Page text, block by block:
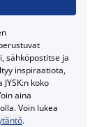
sähköpostitse ja
inspiraatiota,
koko
aina
Voin lukea
.